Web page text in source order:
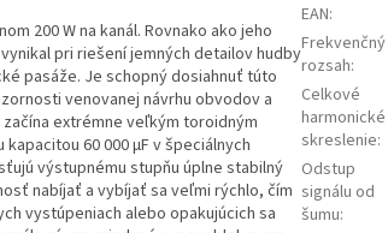
200 W na kanál. Rovnako ako jeho
pri riešení jemných detailov hudby
pasáže. Je schopný dosiahnuť túto
venovanej návrhu obvodov a
začína extrémne veľkým toroidným
60 000 µF v špeciálnych
výstupnému stupňu úplne stabilný
nabíjať a vybíjať sa veľmi rýchlo, čím
vystúpeniach alebo opakujúcich sa
EAN:
Frekvenčný
rozsah:
Celkové
harmonické
skreslenie:
Odstup
signálu od
šumu: